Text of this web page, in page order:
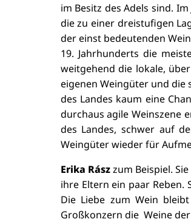
im Besitz des Adels sind.
die zu einer dreistufigen
der einst bedeutenden
19. Jahrhunderts die
weitgehend die lokale,
eigenen Weingüter und die
des Landes kaum eine
durchaus agile Weinszene
des Landes, schwer auf
Weingüter wieder für
Erika Rászzum Beispiel. Sie
ihre Eltern ein paar Reben.
Die Liebe zum Wein
Großkonzern die Weine